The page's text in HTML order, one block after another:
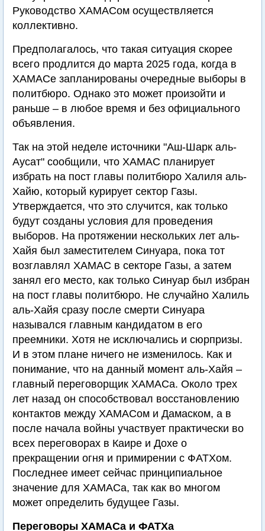
Руководство ХАМАСом осуществляется
коллективно.
Предполагалось, что такая ситуация скорее
всего продлится до марта 2025 года, когда в
ХАМАСе запланированы очередные выборы в
политбюро. Однако это может произойти и
раньше – в любое время и без официального
объявления.
Так на этой неделе источники "Аш-Шарк аль-
Аусат" сообщили, что ХАМАС планирует
избрать на пост главы политбюро Халиля аль-
Хайю, который курирует сектор Газы.
Утверждается, что это случится, как только
будут созданы условия для проведения
выборов. На протяжении нескольких лет аль-
Хайя был заместителем Синуара, пока тот
возглавлял ХАМАС в секторе Газы, а затем
занял его место, как только Синуар был избран
на пост главы политбюро. Не случайно Халиль
аль-Хайя сразу после смерти Синуара
назывался главным кандидатом в его
преемники. Хотя не исключались и сюрпризы.
И в этом плане ничего не изменилось. Как и
понимание, что на данный момент аль-Хайя –
главный переговорщик ХАМАСа. Около трех
лет назад он способствовал восстановлению
контактов между ХАМАСом и Дамаском, а в
после начала войны участвует практически во
всех переговорах в Каире и Дохе о
прекращении огня и примирении с ФАТХом.
Последнее имеет сейчас принципиальное
значение для ХАМАСа, так как во многом
может определить будущее Газы.
Переговоры ХАМАСа и ФАТХа